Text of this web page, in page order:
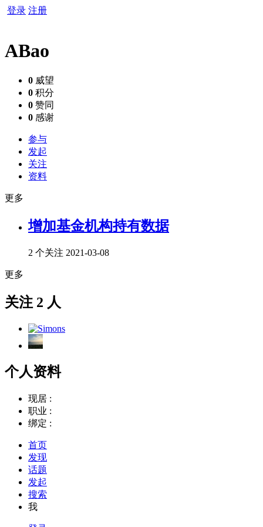
登录 注册
ABao
0 威望
0 积分
0 赞同
0 感谢
参与
发起
关注
资料
更多
增加基金机构持有数据
2 个关注 2021-03-08
更多
关注 2 人
个人资料
现居 :
职业 :
绑定 :
首页
发现
话题
发起
搜索
我